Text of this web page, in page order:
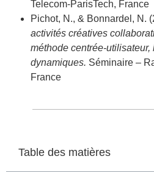
Telecom-ParisTech, France
Pichot, N., & Bonnardel, N.
activités créatives
méthode centrée-
dynamiques. Séminaire –
France
Table des matières